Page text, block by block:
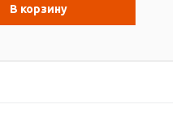
В корзину